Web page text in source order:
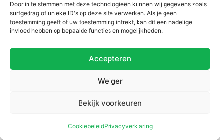
Door in te stemmen met deze technologieën kunnen wij gegevens zoals
surfgedrag of unieke ID's op deze site verwerken. Als je geen
toestemming geeft of uw toestemming intrekt, kan dit een nadelige
invloed hebben op bepaalde functies en mogelijkheden.
Accepteren
Weiger
Bekijk voorkeuren
CookiebeleidPrivacyverklaring